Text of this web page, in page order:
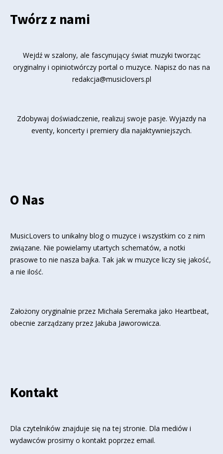
Twórz z nami
Wejdź w szalony, ale fascynujący świat muzyki tworząc
oryginalny i opiniotwórczy portal o muzyce. Napisz do nas na
redakcja@musiclovers.pl
Zdobywaj doświadczenie, realizuj swoje pasje. Wyjazdy na
eventy, koncerty i premiery dla najaktywniejszych.
O Nas
MusicLovers to unikalny blog o muzyce i wszystkim co z nim
związane. Nie powielamy utartych schematów, a notki
prasowe to nie nasza bajka. Tak jak w muzyce liczy się jakość,
a nie ilość.
Założony oryginalnie przez Michała Seremaka jako Heartbeat,
obecnie zarządzany przez Jakuba Jaworowicza.
Kontakt
Dla czytelników znajduje się na tej stronie. Dla mediów i
wydawców prosimy o kontakt poprzez email.